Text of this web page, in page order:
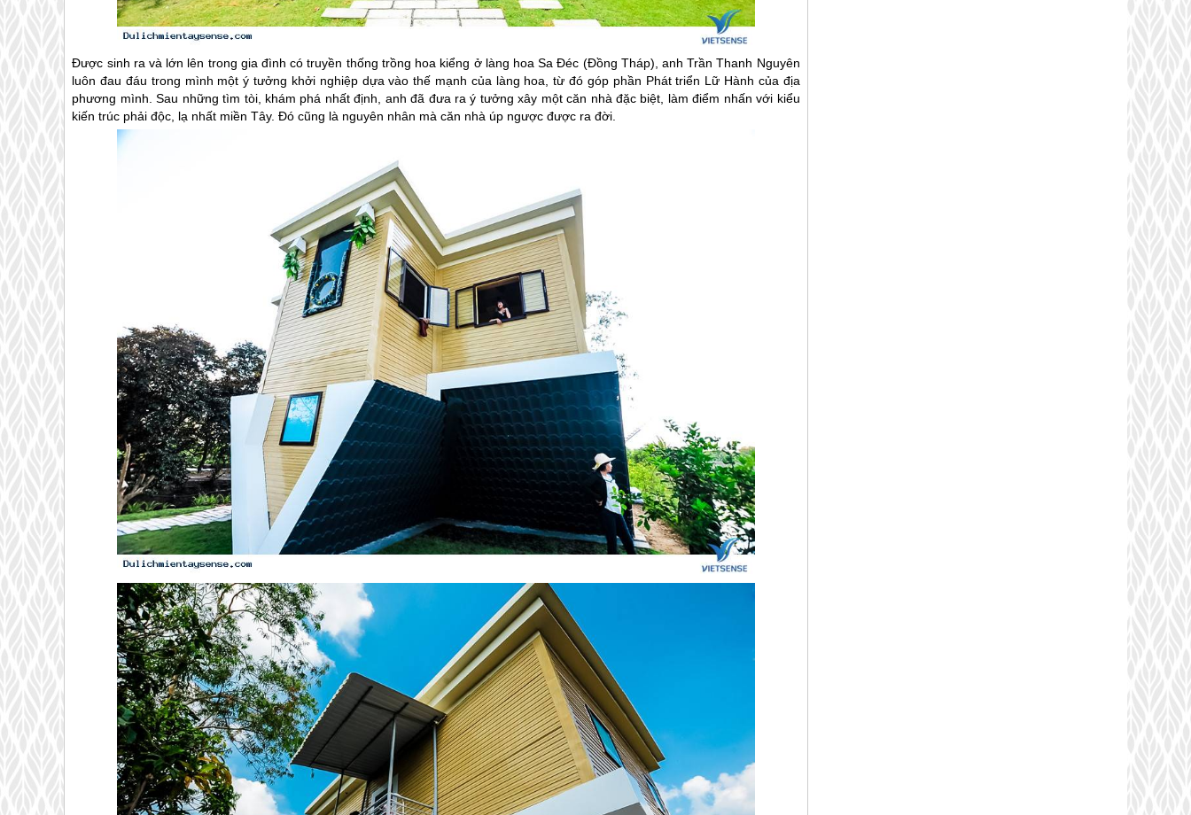
Được sinh ra và lớn lên trong gia đình có truyền thống trồng hoa kiểng ở làng hoa Sa Đéc (Đồng Tháp), anh Trần Thanh Nguyên
luôn đau đáu trong mình một ý tưởng khởi nghiệp dựa vào thế mạnh của làng hoa, từ đó góp phần Phát triển Lữ Hành của địa
phương mình. Sau những tìm tòi, khám phá nhất định, anh đã đưa ra ý tưởng xây một căn nhà đặc biệt, làm điểm nhấn với kiểu
kiến trúc phải độc, lạ nhất miền Tây. Đó cũng là nguyên nhân mà căn nhà úp ngược được ra đời.